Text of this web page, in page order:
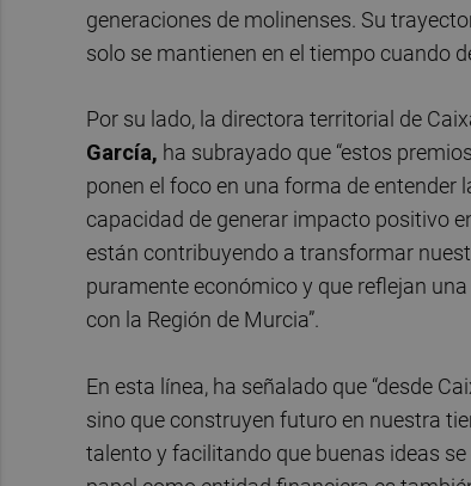
generaciones de molinenses. Su
solo se mantienen en el tiempo cuando
Por su lado, la directora territorial de
García, ha subrayado que “estos
ponen el foco en una forma de entender
capacidad de generar impacto positivo
están contribuyendo a transformar
puramente económico y que reflejan
con la Región de Murcia”.
En esta línea, ha señalado que “desde
sino que construyen futuro en nuestra
talento y facilitando que buenas ideas